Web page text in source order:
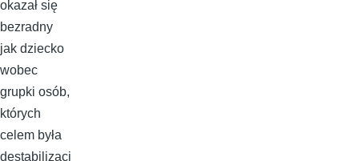
okazał się
bezradny
jak dziecko
wobec
grupki osób,
których
celem była
destabilizacj